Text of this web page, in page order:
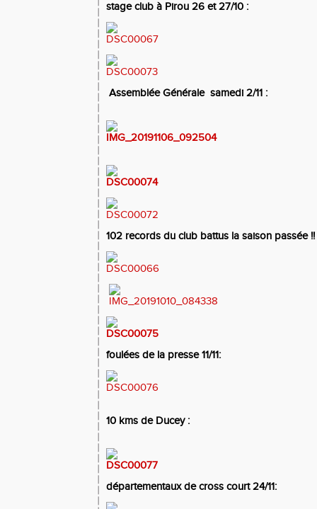
stage club à Pirou 26 et 27/10 :
Assemblée Générale samedi 2/11 :
102 records du club battus la saison passée !!
foulées de la presse 11/11:
10 kms de Ducey :
départementaux de cross court 24/11: